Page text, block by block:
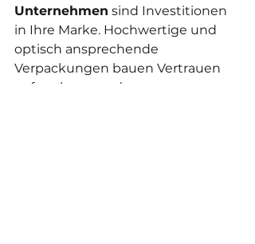
Unternehmen sind Investitionen
in Ihre Marke. Hochwertige und
optisch ansprechende
Verpackungen bauen Vertrauen
auf, verbessern das